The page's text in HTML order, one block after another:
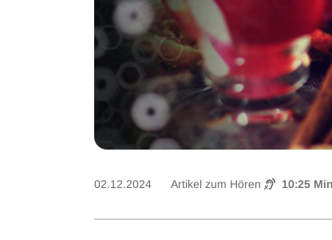
02.12.2024 Artikel zum Hören 10:25